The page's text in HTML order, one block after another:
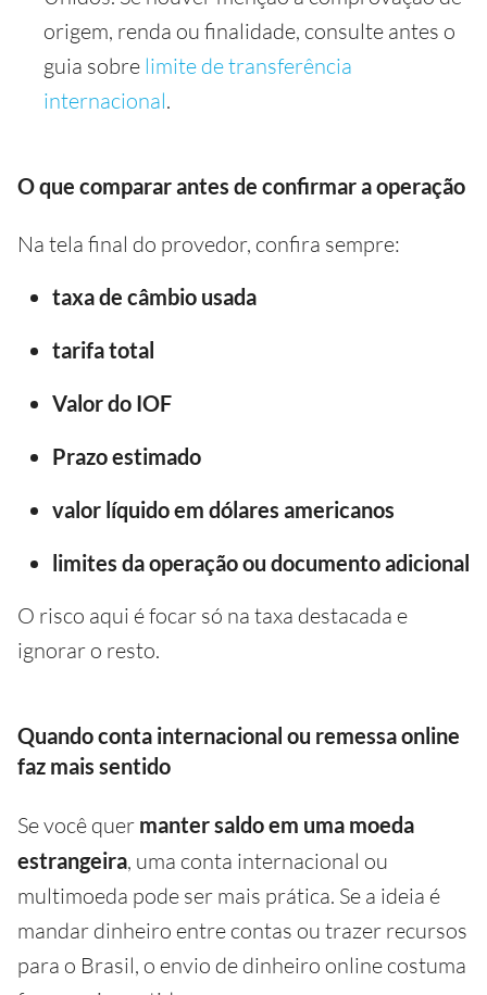
origem, renda ou finalidade, consulte antes o
guia sobre limite de transferência
internacional.
O que comparar antes de confirmar a operação
Na tela final do provedor, confira sempre:
taxa de câmbio usada
tarifa total
Valor do IOF
Prazo estimado
valor líquido em dólares americanos
limites da operação ou documento adicional
O risco aqui é focar só na taxa destacada e
ignorar o resto.
Quando conta internacional ou remessa online
faz mais sentido
Se você quer manter saldo em uma moeda
estrangeira, uma conta internacional ou
multimoeda pode ser mais prática. Se a ideia é
mandar dinheiro entre contas ou trazer recursos
para o Brasil, o envio de dinheiro online costuma